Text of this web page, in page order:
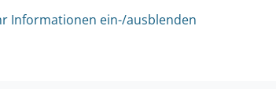
Informationen ein-/ausblenden